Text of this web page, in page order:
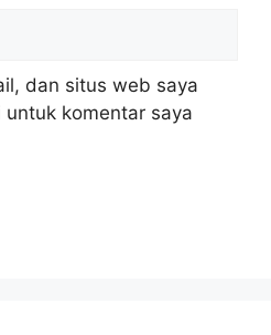
dan situs web saya
komentar saya